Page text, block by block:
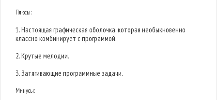
Плюсы:
1. Настоящая графическая оболочка, которая необыкновенно
классно комбинирует с программой.
2. Крутые мелодии.
3. Затягивающие программные задачи.
Минусы: